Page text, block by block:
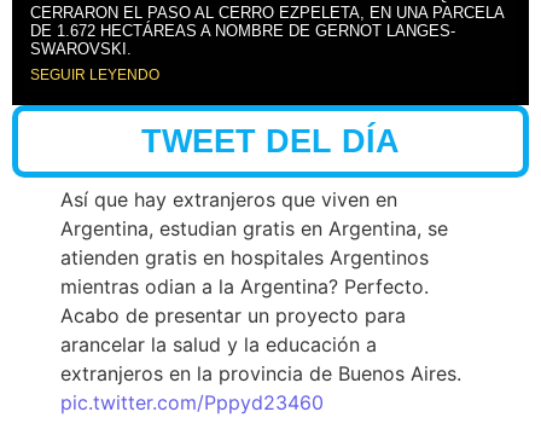
CERRARON EL PASO AL CERRO EZPELETA, EN UNA PARCELA
DE 1.672 HECTÁREAS A NOMBRE DE GERNOT LANGES-
SWAROVSKI.
SEGUIR LEYENDO
TWEET DEL DÍA
Así que hay extranjeros que viven en
Argentina, estudian gratis en Argentina, se
atienden gratis en hospitales Argentinos
mientras odian a la Argentina? Perfecto.
Acabo de presentar un proyecto para
arancelar la salud y la educación a
extranjeros en la provincia de Buenos Aires.
pic.twitter.com/Pppyd23460